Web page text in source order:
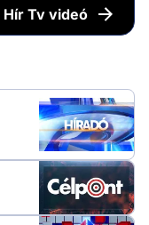
Hír Tv videó